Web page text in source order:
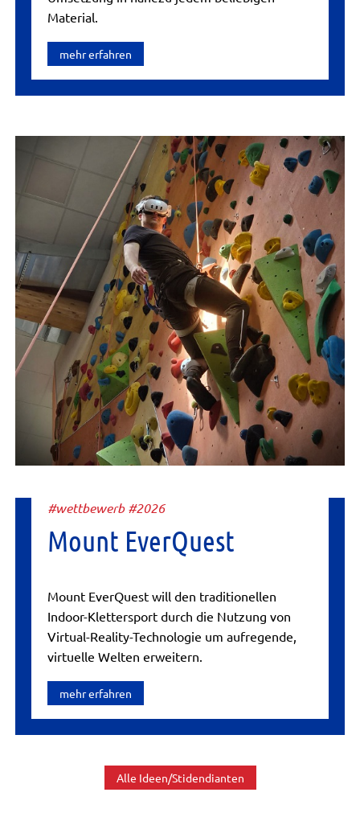
Material.
mehr erfahren
#wettbewerb #2026
Mount EverQuest
Mount EverQuest will den traditionellen
Indoor-Klettersport durch die Nutzung von
Virtual-Reality-Technologie um aufregende,
virtuelle Welten erweitern.
mehr erfahren
Alle Ideen/Stidendianten